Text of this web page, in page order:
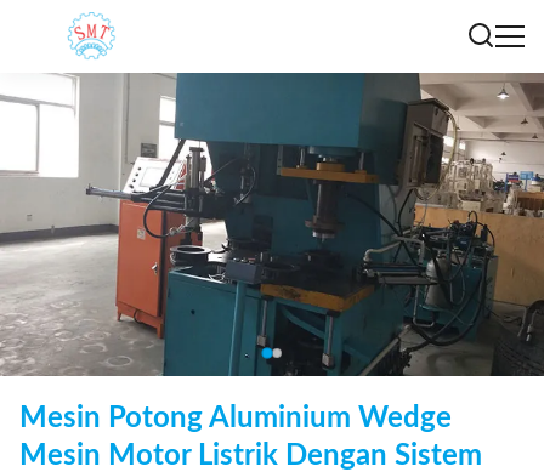
Mesin Potong Aluminium Wedge
Mesin Motor Listrik Dengan Sistem